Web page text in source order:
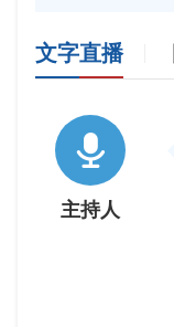
文字直播

主持人